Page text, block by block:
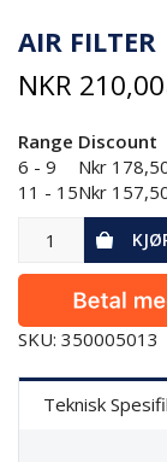
AIR FILTER
NKR 210,00
Range Discount
6 - 9
Nkr
11 - 15Nkr
SKU: 350005013
Teknisk